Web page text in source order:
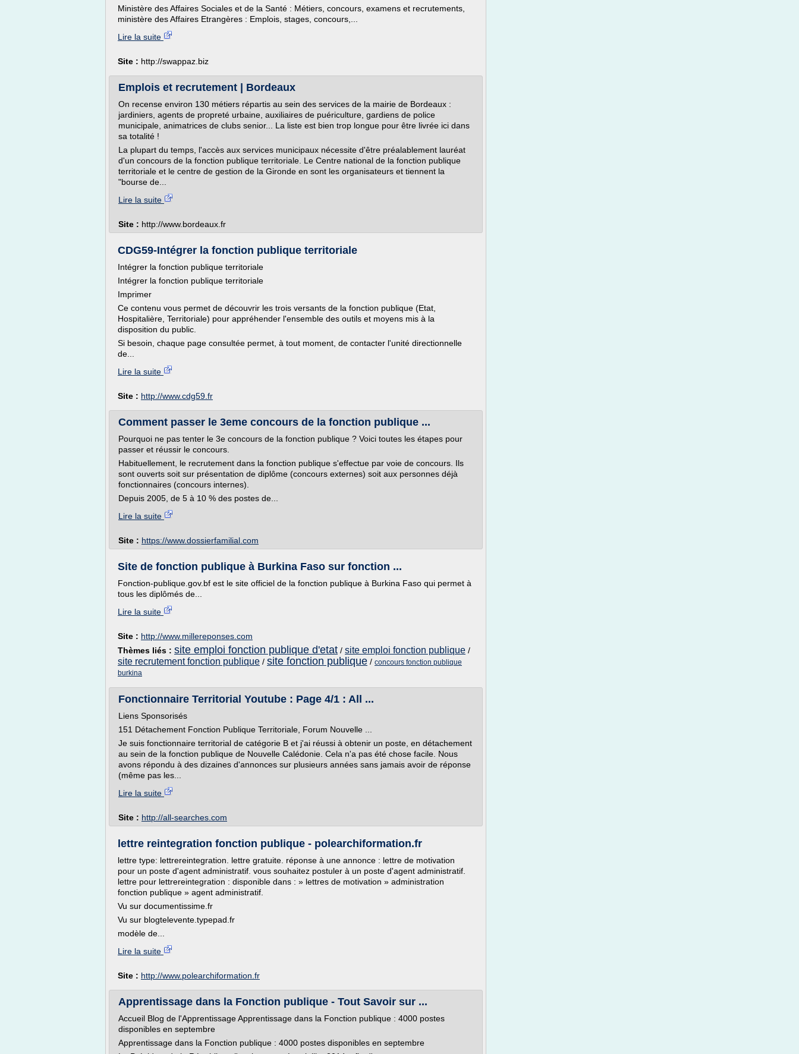
Ministère des Affaires Sociales et de la Santé : Métiers, concours, examens et recrutements,
ministère des Affaires Etrangères : Emplois, stages, concours,...
Lire la suite
Site : http://swappaz.biz
Emplois et recrutement | Bordeaux
On recense environ 130 métiers répartis au sein des services de la mairie de Bordeaux :
jardiniers, agents de propreté urbaine, auxiliaires de puériculture, gardiens de police
municipale, animatrices de clubs senior... La liste est bien trop longue pour être livrée ici dans
sa totalité !
La plupart du temps, l'accès aux services municipaux nécessite d'être préalablement lauréat
d'un concours de la fonction publique territoriale. Le Centre national de la fonction publique
territoriale et le centre de gestion de la Gironde en sont les organisateurs et tiennent la
"bourse de...
Lire la suite
Site : http://www.bordeaux.fr
CDG59-Intégrer la fonction publique territoriale
Intégrer la fonction publique territoriale
Intégrer la fonction publique territoriale
Imprimer
Ce contenu vous permet de découvrir les trois versants de la fonction publique (Etat,
Hospitalière, Territoriale) pour appréhender l'ensemble des outils et moyens mis à la
disposition du public.
Si besoin, chaque page consultée permet, à tout moment, de contacter l'unité directionnelle
de...
Lire la suite
Site : http://www.cdg59.fr
Comment passer le 3eme concours de la fonction publique ...
Pourquoi ne pas tenter le 3e concours de la fonction publique ? Voici toutes les étapes pour
passer et réussir le concours.
Habituellement, le recrutement dans la fonction publique s'effectue par voie de concours. Ils
sont ouverts soit sur pré­sentation de diplôme (concours externes) soit aux personnes déjà
fonctionnaires (concours internes).
Depuis 2005, de 5 à 10 % des postes de...
Lire la suite
Site : https://www.dossierfamilial.com
Site de fonction publique à Burkina Faso sur fonction ...
Fonction-publique.gov.bf est le site officiel de la fonction publique à Burkina Faso qui permet à
tous les diplômés de...
Lire la suite
Site : http://www.millereponses.com
Thèmes liés : site emploi fonction publique d'etat / site emploi fonction publique /
site recrutement fonction publique / site fonction publique / concours fonction publique
burkina
Fonctionnaire Territorial Youtube : Page 4/1 : All ...
Liens Sponsorisés
151 Détachement Fonction Publique Territoriale, Forum Nouvelle ...
Je suis fonctionnaire territorial de catégorie B et j'ai réussi à obtenir un poste, en détachement
au sein de la fonction publique de Nouvelle Calédonie. Cela n'a pas été chose facile. Nous
avons répondu à des dizaines d'annonces sur plusieurs années sans jamais avoir de réponse
(même pas les...
Lire la suite
Site : http://all-searches.com
lettre reintegration fonction publique - polearchiformation.fr
lettre type: lettrereintegration. lettre gratuite. réponse à une annonce : lettre de motivation
pour un poste d'agent administratif. vous souhaitez postuler à un poste d'agent administratif.
lettre pour lettrereintegration : disponible dans : » lettres de motivation » administration
fonction publique » agent administratif.
Vu sur documentissime.fr
Vu sur blogtelevente.typepad.fr
modèle de...
Lire la suite
Site : http://www.polearchiformation.fr
Apprentissage dans la Fonction publique - Tout Savoir sur ...
Accueil Blog de l'Apprentissage Apprentissage dans la Fonction publique : 4000 postes
disponibles en septembre
Apprentissage dans la Fonction publique : 4000 postes disponibles en septembre